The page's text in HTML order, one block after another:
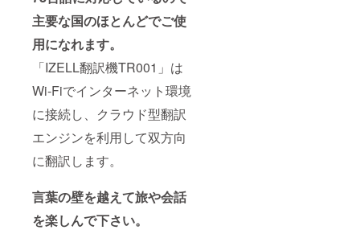
主要な国のほとんどでご使
用になれます。
「IZELL翻訳機TR001」は
Wi-Fiでインターネット環境
に接続し、クラウド型翻訳
エンジンを利用して双方向
に翻訳します。
言葉の壁を越えて旅や会話
を楽しんで下さい。